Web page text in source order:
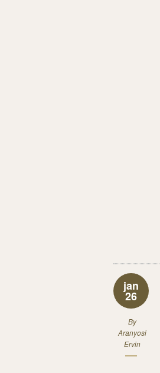
jan
26
By
Aranyosi
Ervin